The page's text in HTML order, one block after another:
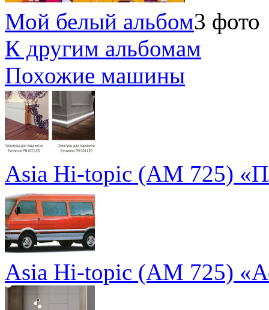
Мой белый альбом3 фото
К другим альбомам
Похожие машины
Asia Hi-topic (AM 725)
Asia Hi-topic (AM 725)